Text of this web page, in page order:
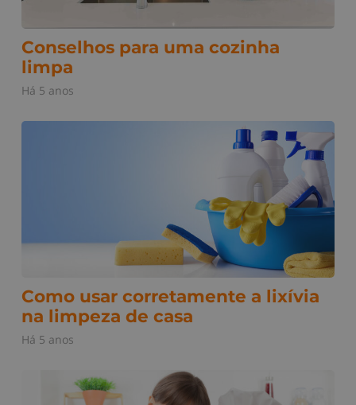
Conselhos para uma cozinha
limpa
Há 5 anos
Como usar corretamente a lixívia
na limpeza de casa
Há 5 anos